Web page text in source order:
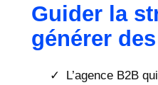
Guider la
générer
L’agence B2B